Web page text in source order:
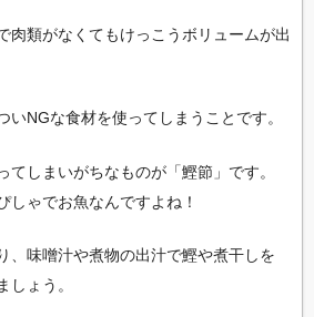
肉類がなくてもけっこうボリュームが出
いNGな食材を使ってしまうことです。
てしまいがちなものが「鰹節」です。
しゃでお魚なんですよね！
、味噌汁や煮物の出汁で鰹や煮干しを
しょう。